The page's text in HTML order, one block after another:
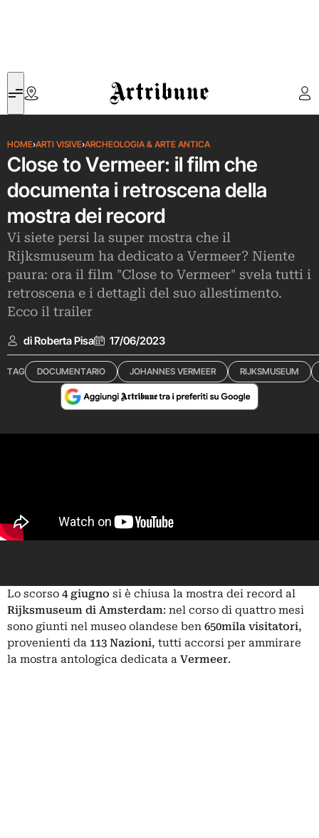
Artribune
HOME›ARTI VISIVE›ARCHEOLOGIA & ARTE ANTICA
Close to Vermeer: il film che
documenta i retroscena della
mostra dei record
Vi siete persi la super mostra che il
Rijksmuseum ha dedicato a Vermeer? Niente
paura: ora il film "Close to Vermeer" svela tutti i
retroscena e i dettagli del suo allestimento.
Ecco il trailer
di Roberta Pisa 17/06/2023
TAG DOCUMENTARIO JOHANNES VERMEER RIJKSMUSEUM
Lo scorso 4 giugno si è chiusa la mostra dei record al
Rijksmuseum di Amsterdam: nel corso di quattro mesi
sono giunti nel museo olandese ben 650mila visitatori,
provenienti da 113 Nazioni, tutti accorsi per ammirare
la mostra antologica dedicata a Vermeer.